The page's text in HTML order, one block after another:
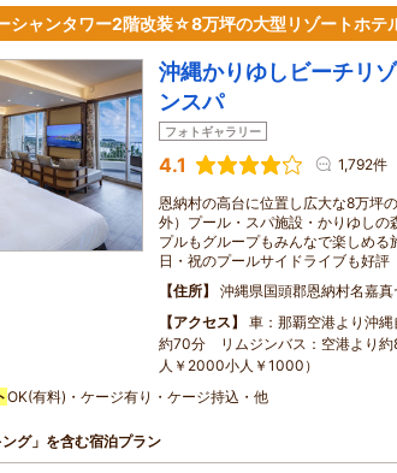
シャンタワー2階改装☆8万坪の大型リゾートホテ
沖縄かりゆしビーチリ
ンスパ
フォトギャラリー
4.1 1,792件
恩納村の高台に位置し広大な8万坪
外）プール・スパ施設・かりゆしの
プルもグループもみんなで楽しめる
日・祝のプールサイドライブも好評
住所
沖縄県国頭郡恩納村名嘉
アクセス
車：那覇空港より沖
約70分 リムジンバス：空港より約
人￥2000小人￥1000）
OK(有料)・ケージ有り・ケージ持込・他
ング」を含む宿泊プラン